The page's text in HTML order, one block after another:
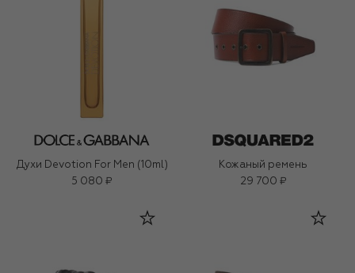
Духи Devotion For Men (10ml)
5 080 ₽
Кожаный ремень
29 700 ₽